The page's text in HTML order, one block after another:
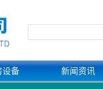
设备 新闻资讯